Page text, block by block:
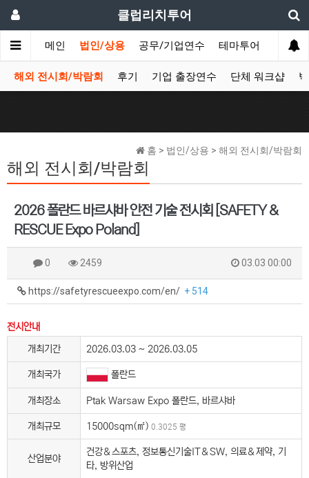
클럽리치투어
메인 법인/상용 공무/기업연수 테마투어 데이투
해외 전시회/박람회 후기 기업 출장연수 단체 워크샵
홈 > 법인/상용 > 해외 전시회/박람회
해외 전시회/박람회
2026 폴란드 바르샤바 안전 기술 전시회 [SAFETY &
RESCUE Expo Poland]
0 2459 03.03 00:00
https://safetyrescueexpo.com/en/ + 514
전시안내
개최기간
2026.03.03 ~ 2026.03.05
개최국가 폴란드
개최장소 Ptak Warsaw Expo 폴란드, 바르샤바
개최규모 15000sqm(㎡) 0.3025 평
산업분야
건강＆스포츠, 정보통신기술IT＆SW, 의료＆제약, 기
타, 방위산업